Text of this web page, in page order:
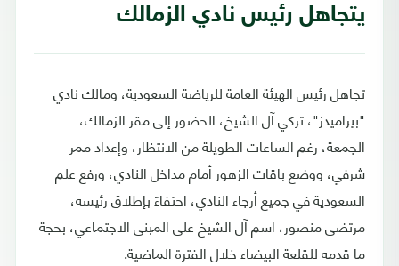
يتجاهل رئيس نادي الزمالك
تجاهل رئيس الهيئة العامة للرياضة السعودية، ومالك نادي
"بيراميدز"، تركي آل الشيخ، الحضور إلى مقر الزمالك،
الجمعة، رغم الساعات الطويلة من الانتظار، وإعداد ممر
شرفي، ووضع باقات الزهور أمام مداخل النادي، ورفع علم
السعودية في جميع أرجاء النادي، احتفاءً بإطلاق رئيسه،
مرتضى منصور، اسم آل الشيخ على المبنى الاجتماعي، بحجة
ما قدمه للقلعة البيضاء خلال الفترة الماضية.